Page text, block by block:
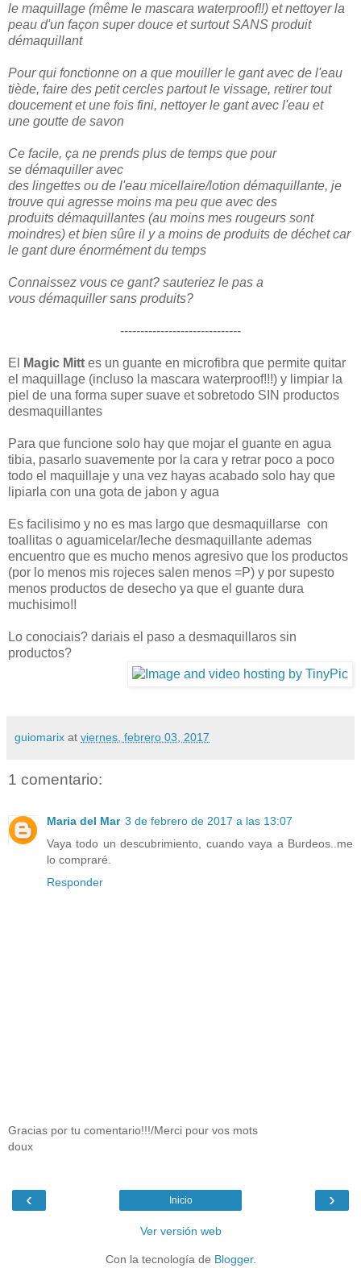
le maquillage (même le mascara waterproof!!) et nettoyer la
peau d'un façon super douce et surtout SANS produit
démaquillant
Pour qui fonctionne on a que mouiller le gant avec de l'eau
tiède, faire des petit cercles partout le vissage, retirer tout
doucement et une fois fini, nettoyer le gant avec l'eau et
une goutte de savon
Ce facile, ça ne prends plus de temps que pour
se démaquiller avec
des lingettes ou de l'eau micellaire/lotion démaquillante, je
trouve qui agresse moins ma peu que avec des
produits démaquillantes (au moins mes rougeurs sont
moindres) et bien sûre il y a moins de produits de déchet car
le gant dure énormément du temps
Connaissez vous ce gant? sauteriez le pas a
vous démaquiller sans produits?
------------------------------
El Magic Mitt es un guante en microfibra que permite quitar
el maquillage (incluso la mascara waterproof!!!) y limpiar la
piel de una forma super suave et sobretodo SIN productos
desmaquillantes
Para que funcione solo hay que mojar el guante en agua
tibia, pasarlo suavemente por la cara y retrar poco a poco
todo el maquillaje y una vez hayas acabado solo hay que
lipiarla con una gota de jabon y agua
Es facilisimo y no es mas largo que desmaquillarse con
toallitas o aguamicelar/leche desmaquillante ademas
encuentro que es mucho menos agresivo que los productos
(por lo menos mis rojeces salen menos =P) y por supesto
menos productos de desecho ya que el guante dura
muchisimo!!
Lo conociais? dariais el paso a desmaquillaros sin
productos?
guiomarix at viernes, febrero 03, 2017
1 comentario:
Maria del Mar 3 de febrero de 2017 a las 13:07
Vaya todo un descubrimiento, cuando vaya a Burdeos..me
lo compraré.
Responder
Gracias por tu comentario!!!/Merci pour vos mots
doux
‹ ›
Inicio
Ver versión web
Con la tecnología de Blogger.